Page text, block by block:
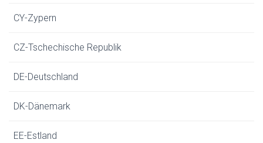
CY-Zypern
CZ-Tschechische Republik
DE-Deutschland
DK-Dänemark
EE-Estland